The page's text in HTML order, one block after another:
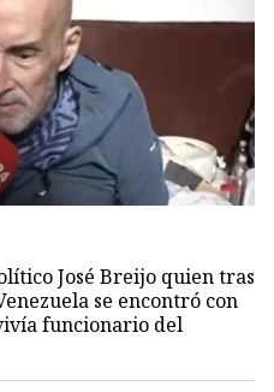
José Breijo quien tras
se encontró con
funcionario del